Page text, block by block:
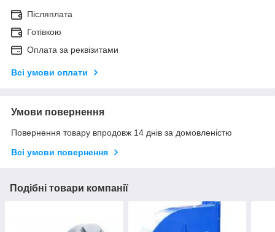
Післяплата
Готівкою
Оплата за реквізитами
Всі умови оплати
Умови повернення
Повернення товару впродовж 14 днів за домовленістю
Всі умови повернення
Подібні товари компанії